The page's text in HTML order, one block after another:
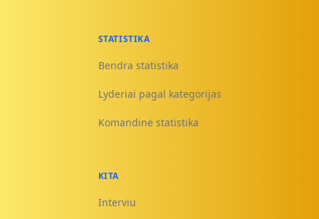
STATISTIKA
Bendra statistika
Lyderiai pagal kategorijas
Komandinė statistika
KITA
Interviu